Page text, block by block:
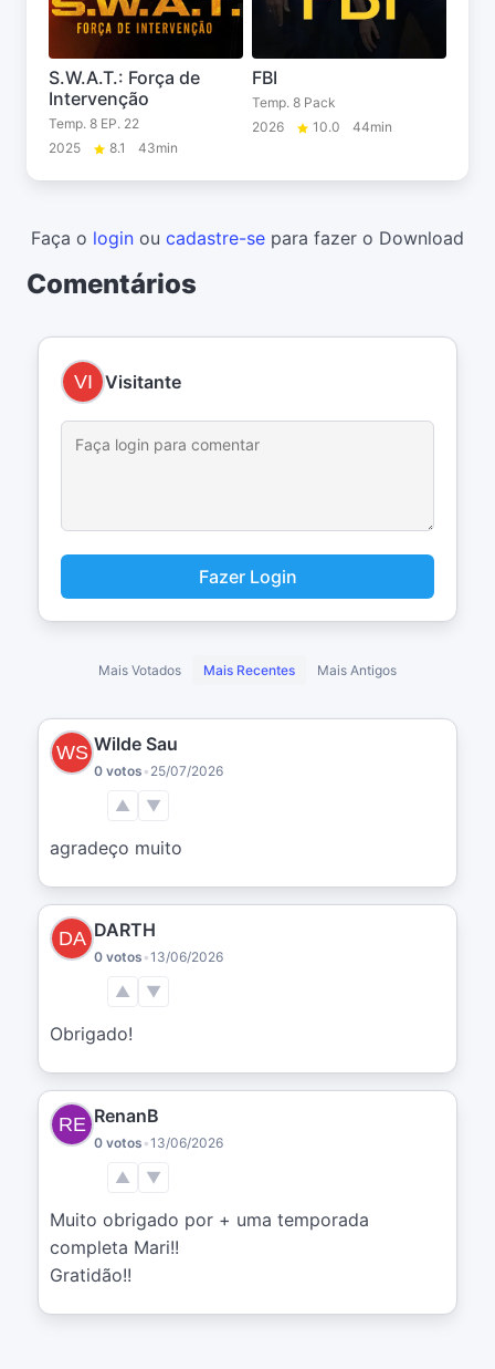
S.W.A.T.: Força de
Intervenção
Temp. 8 EP. 22
2025
8.1 43min
FBI
Temp. 8 Pack
2026
10.0 44min
Faça o login ou cadastre-se para fazer o Download
Comentários
Visitante
Fazer Login
Mais Votados Mais Recentes Mais Antigos
Wilde Sau
0 votos • 25/07/2026
▲ ▼
agradeço muito
DARTH
0 votos •13/06/2026
▲ ▼
Obrigado!
RenanB
0 votos •13/06/2026
▲ ▼
Muito obrigado por + uma temporada
completa Mari!!
Gratidão!!